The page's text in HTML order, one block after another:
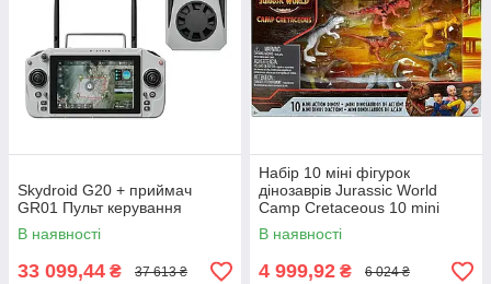
Skydroid G20 + приймач
GR01 Пульт керування
В наявності
33 099,44 ₴ 37 613 ₴
Набір 10 міні фігурок
дінозаврів Jurassic World
Camp Cretaceous 10 mini
action dinos
В наявності
4 999,92 ₴ 6 024 ₴